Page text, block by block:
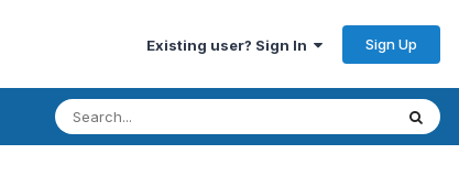
Existing user? Sign In Sign Up